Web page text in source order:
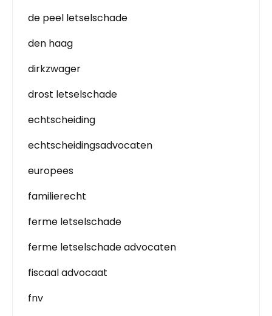
de peel letselschade
den haag
dirkzwager
drost letselschade
echtscheiding
echtscheidingsadvocaten
europees
familierecht
ferme letselschade
ferme letselschade advocaten
fiscaal advocaat
fnv